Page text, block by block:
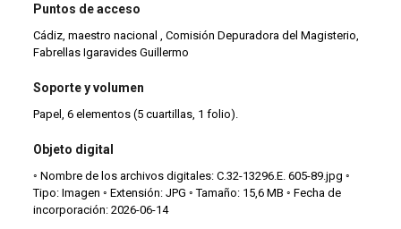
Puntos de acceso
Cádiz, maestro nacional , Comisión Depuradora del Magisterio,
Fabrellas Igaravides Guillermo
Soporte y volumen
Papel, 6 elementos (5 cuartillas, 1 folio).
Objeto digital
◦ Nombre de los archivos digitales: C.32-13296.E. 605-89.jpg ◦
Tipo: Imagen ◦ Extensión: JPG ◦ Tamaño: 15,6 MB ◦ Fecha de
incorporación: 2026-06-14